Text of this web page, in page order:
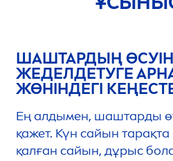
ШАШТАРДЫҢ ӨСУІН
ЖЕДЕЛДЕТУГЕ
ЖӨНІНДЕГІ
Ең алдымен, шаштарды
қажет. Күн сайын
қалған сайын, дұрыс